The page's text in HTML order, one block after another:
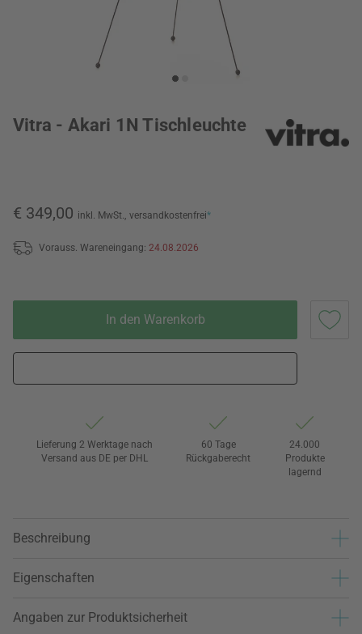
Vitra - Akari 1N Tischleuchte
€ 349,00 inkl. MwSt., versandkostenfrei*
Vorauss. Wareneingang: 24.08.2026
In den Warenkorb
Lieferung 2 Werktage nach
Versand aus DE per DHL
60 Tage
Rückgaberecht
24.000
Produkte
lagernd
Beschreibung
Eigenschaften
Angaben zur Produktsicherheit